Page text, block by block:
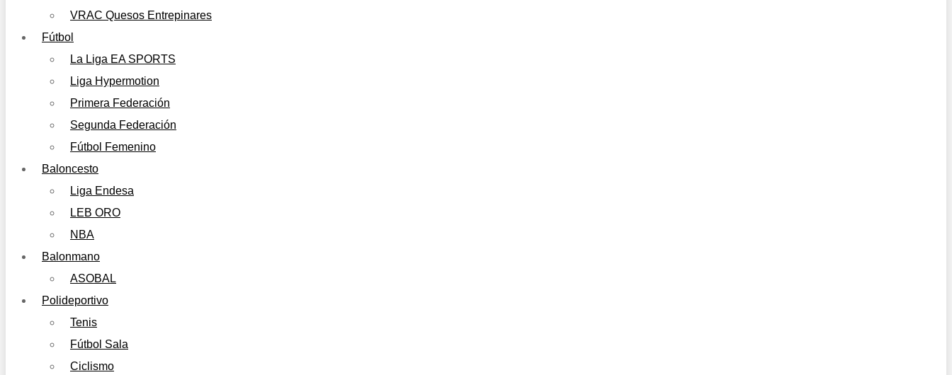
VRAC Quesos Entrepinares
Fútbol
La Liga EA SPORTS
Liga Hypermotion
Primera Federación
Segunda Federación
Fútbol Femenino
Baloncesto
Liga Endesa
LEB ORO
NBA
Balonmano
ASOBAL
Polideportivo
Tenis
Fútbol Sala
Ciclismo